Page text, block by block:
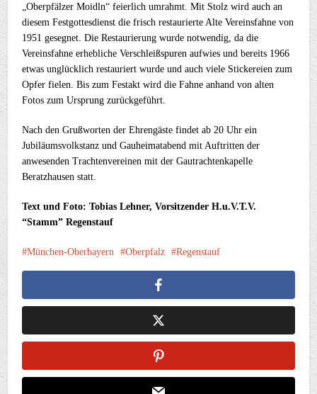
„Oberpfälzer Moidln“ feierlich umrahmt. Mit Stolz wird auch an
diesem Festgottesdienst die frisch restaurierte Alte Vereinsfahne von
1951 gesegnet. Die Restaurierung wurde notwendig, da die
Vereinsfahne erhebliche Verschleißspuren aufwies und bereits 1966
etwas unglücklich restauriert wurde und auch viele Stickereien zum
Opfer fielen. Bis zum Festakt wird die Fahne anhand von alten
Fotos zum Ursprung zurückgeführt.
Nach den Grußworten der Ehrengäste findet ab 20 Uhr ein
Jubiläumsvolkstanz und Gauheimatabend mit Auftritten der
anwesenden Trachtenvereinen mit der Gautrachtenkapelle
Beratzhausen statt.
Text und Foto: Tobias Lehner, Vorsitzender H.u.V.T.V.
“Stamm” Regenstauf
München-Oberbayern Oberpfalz Regenstauf